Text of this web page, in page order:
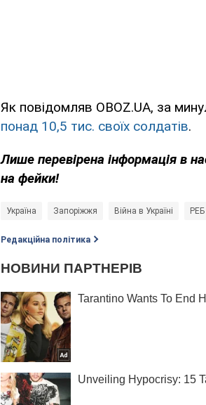
Як повідомляв OBOZ.UA, за
понад 10,5 тис. своїх солдатів.
Лише перевірена інформація в
на фейки!
Україна Запоріжжя Війна в Україні РЕБ
Редакційна політика